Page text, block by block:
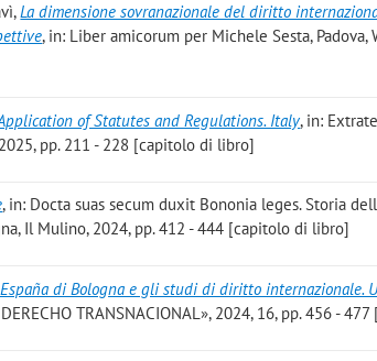
,La dimensione sovranazionale del diritto
, in: Liber amicorum per Michele Sesta, Padova,
of Statutes and Regulations. Italy, in:
pp. 211 - 228 [capitolo di libro]
, in: Docta suas secum duxit Bononia leges. Storia
Il Mulino, 2024, pp. 412 - 444 [capitolo di libro]
di Bologna e gli studi di diritto internazionale.
TRANSNACIONAL», 2024, 16, pp. 456 -